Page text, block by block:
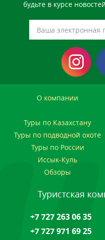
будьте в курсе
О компании
Туры по Казахстану
Туры по подводной охоте
Туры по России
Иссык-Куль
Обзоры
Туристская
+7 727 263 06 35
+7 727 971 69 25